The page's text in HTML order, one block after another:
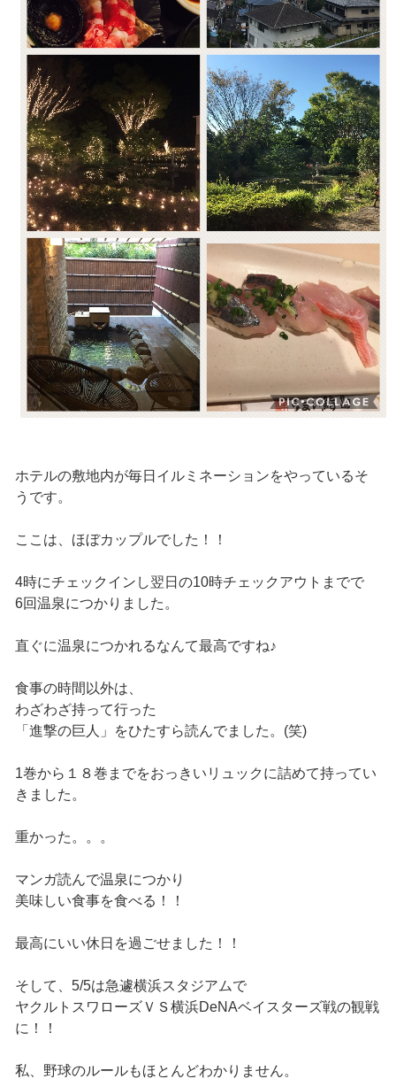
ホテルの敷地内が毎日イルミネーションをやっているそ
うです。
ここは、ほぼカップルでした！！
4時にチェックインし翌日の10時チェックアウトまでで
6回温泉につかりました。
直ぐに温泉につかれるなんて最高ですね♪
食事の時間以外は、
わざわざ持って行った
「進撃の巨人」をひたすら読んでました。(笑)
1巻から１８巻までをおっきいリュックに詰めて持ってい
きました。
重かった。。。
マンガ読んで温泉につかり
美味しい食事を食べる！！
最高にいい休日を過ごせました！！
そして、5/5は急遽横浜スタジアムで
ヤクルトスワローズＶＳ横浜DeNAベイスターズ戦の観戦
に！！
私、野球のルールもほとんどわかりません。